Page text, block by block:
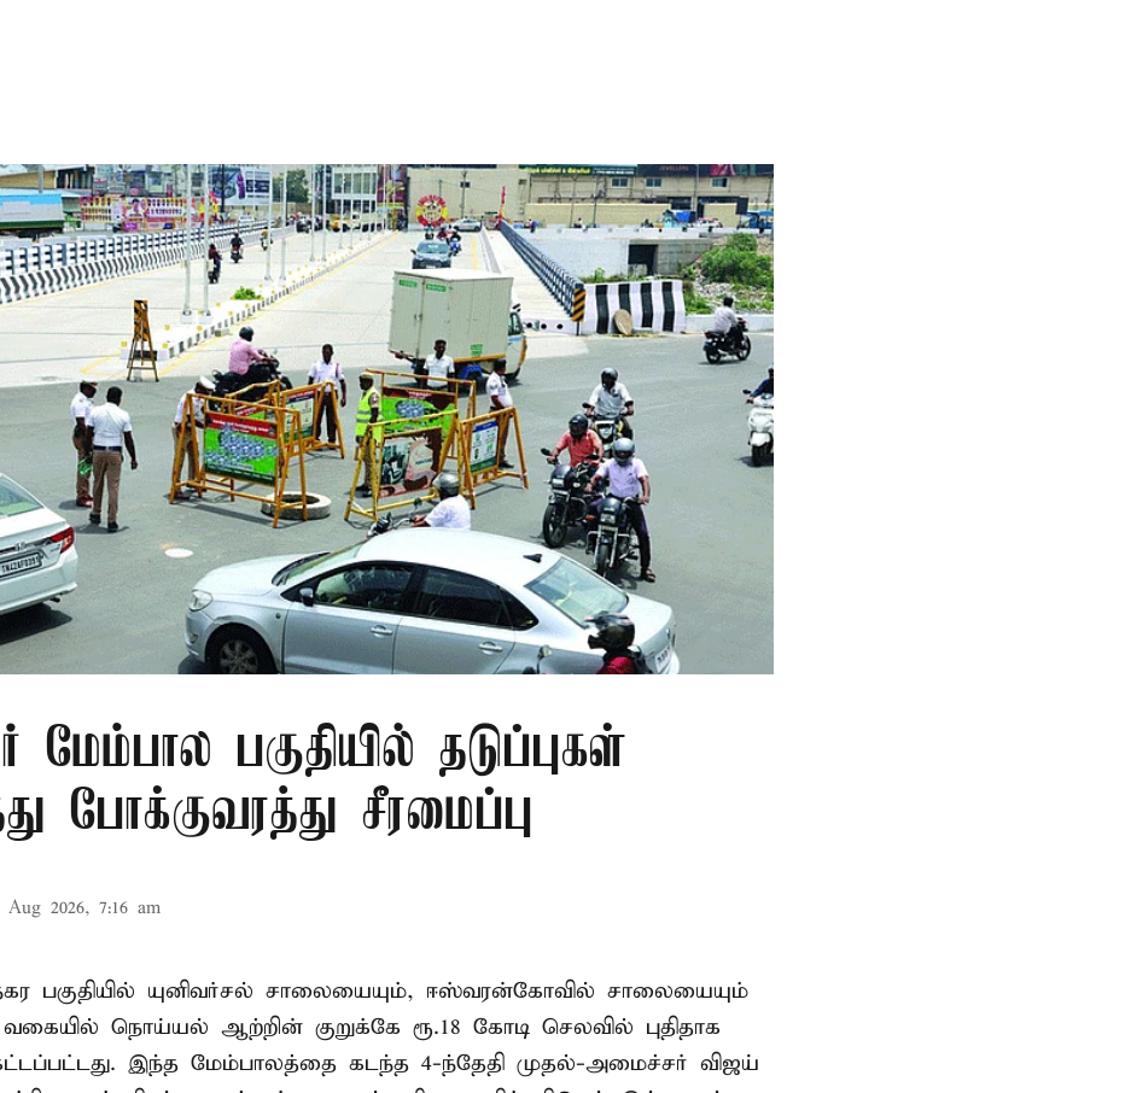
மேம்பால பகுதியில் தடுப்புகள்
போக்குவரத்து சீரமைப்பு
Aug 2026, 7:16 am
பகுதியில் யுனிவர்சல் சாலையையும், ஈஸ்வரன்கோவில் சாலையையும்
நொய்யல் ஆற்றின் குறுக்கே ரூ.18 கோடி செலவில் புதிதாக
இந்த மேம்பாலத்தை கடந்த 4-ந்தேதி முதல்-அமைச்சர் விஜய்